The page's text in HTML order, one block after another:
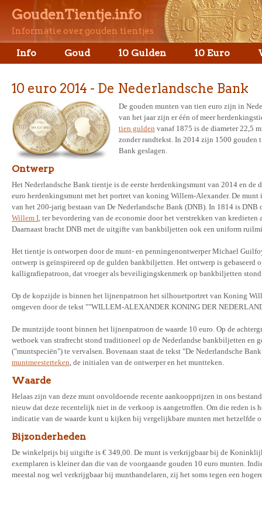
GoudenTientje.info
Informatie over gouden tientjes
Info Goud 10 Gulden 10 Euro
10 euro 2014 - De Nederlandsche Bank
De gouden munten van tien euro zijn in
van het jaar zijn er één of meer
tien gulden vanaf 1875 is de diameter 22,5
zonder randtekst. In 2014 zijn 1500 gouden
Bank geslagen.
Ontwerp
Het Nederlandsche Bank tientje is de eerste herdenkingsmunt van 2014 en de
euro herdenkingsmunt met het portret van koning Willem-Alexander. De munt
van het 200-jarig bestaan van De Nederlandsche Bank (DNB). In 1814 is
Willem I , ter bevordering van de economie door het verstrekken van kredieten
Daarnaast bracht DNB met de uitgifte van bankbiljetten ook een uniform
Het tientje is ontworpen door de munt- en penningenontwerper Michael
ontwerp is geïnspireerd op de gulden bankbiljetten. Het ontwerp is gebaseerd
kalligrafiepatroon, dat vroeger als beveiligingskenmerk op bankbiljetten
Op de kopzijde is binnen het lijnenpatroon het silhouetportret van Koning
omgeven door de tekst ""WILLEM-ALEXANDER KONING DER
De muntzijde toont binnen het lijnenpatroon de waarde 10 euro. Op de
wetboek van strafrecht stond traditioneel op de Nederlandse bankbiljetten en
("muntspeciën") te vervalsen. Bovenaan staat de tekst "De Nederlandsche
muntmeesterteken , de initialen van de ontwerper en het muntteken.
Waarde
Helaas zijn van deze munt onvoldoende recente aankoopprijzen in ons
nieuw dat deze recentelijk niet in de verkoop is aangetroffen. Om die reden is
indicatie van de waarde kunt u kijken bij vergelijkbare munten met hetzelfde
Bijzonderheden
De winkelprijs bij uitgifte is € 349,00. De munt is verkrijgbaar bij de
exemplaren is kleiner dan die van de voorgaande gouden 10 euro munten.
meestal nog wel verkrijgbaar bij munthandelaren, zij het soms tegen een